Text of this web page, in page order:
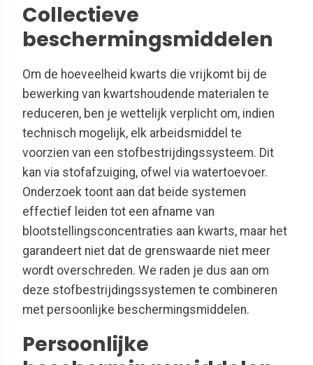
Collectieve
beschermingsmiddelen
Om de hoeveelheid kwarts die vrijkomt bij de
bewerking van kwartshoudende materialen te
reduceren, ben je wettelijk verplicht om, indien
technisch mogelijk, elk arbeidsmiddel te
voorzien van een stofbestrijdingssysteem. Dit
kan via stofafzuiging, ofwel via watertoevoer.
Onderzoek toont aan dat beide systemen
effectief leiden tot een afname van
blootstellingsconcentraties aan kwarts, maar het
garandeert niet dat de grenswaarde niet meer
wordt overschreden. We raden je dus aan om
deze stofbestrijdingssystemen te combineren
met persoonlijke beschermingsmiddelen.
Persoonlijke